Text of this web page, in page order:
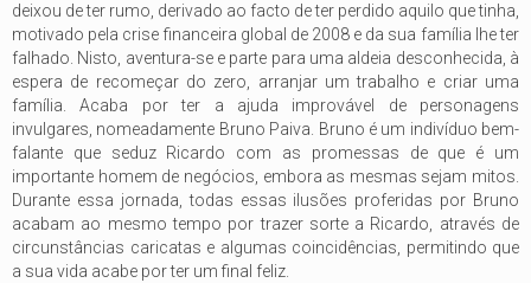
deixou de ter rumo, derivado ao facto de ter perdido aquilo que tinha,
motivado pela crise financeira global de 2008 e da sua família lhe ter
falhado. Nisto, aventura-se e parte para uma aldeia desconhecida, à
espera de recomeçar do zero, arranjar um trabalho e criar uma
família. Acaba por ter a ajuda improvável de personagens
invulgares, nomeadamente Bruno Paiva. Bruno é um indivíduo bem-
falante que seduz Ricardo com as promessas de que é um
importante homem de negócios, embora as mesmas sejam mitos.
Durante essa jornada, todas essas ilusões proferidas por Bruno
acabam ao mesmo tempo por trazer sorte a Ricardo, através de
circunstâncias caricatas e algumas coincidências, permitindo que
a sua vida acabe por ter um final feliz.